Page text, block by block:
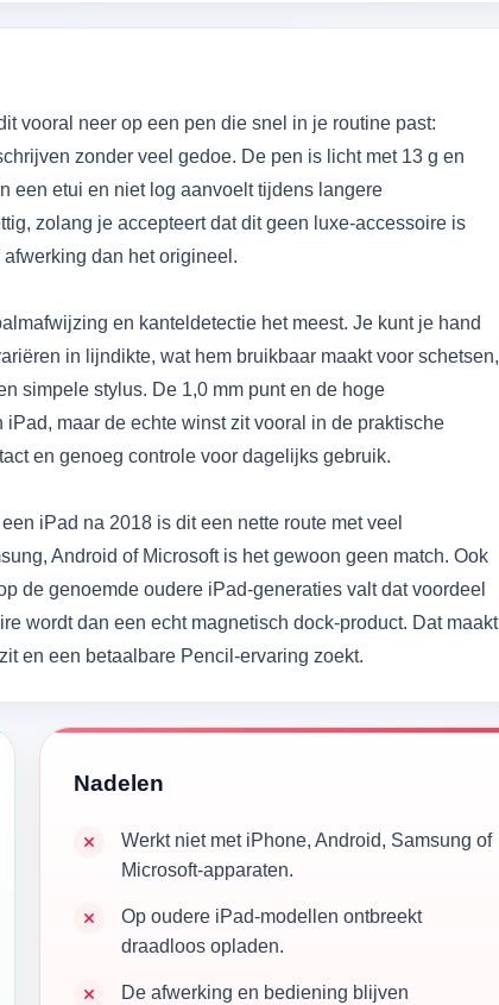
vooral neer op een pen die snel in je routine past:
zonder veel gedoe. De pen is licht met 13 g en
een etui en niet log aanvoelt tijdens langere
zolang je accepteert dat dit geen luxe-accessoire is
dan het origineel.
en kanteldetectie het meest. Je kunt je hand
in lijndikte, wat hem bruikbaar maakt voor schetsen,
simpele stylus. De 1,0 mm punt en de hoge
maar de echte winst zit vooral in de praktische
en genoeg controle voor dagelijks gebruik.
iPad na 2018 is dit een nette route met veel
Android of Microsoft is het gewoon geen match. Ook
de genoemde oudere iPad-generaties valt dat voordeel
wordt dan een echt magnetisch dock-product. Dat maakt
en een betaalbare Pencil-ervaring zoekt.
Nadelen
Werkt niet met iPhone, Android, Samsung of
Microsoft-apparaten.
Op oudere iPad-modellen ontbreekt
draadloos opladen.
De afwerking en bediening blijven